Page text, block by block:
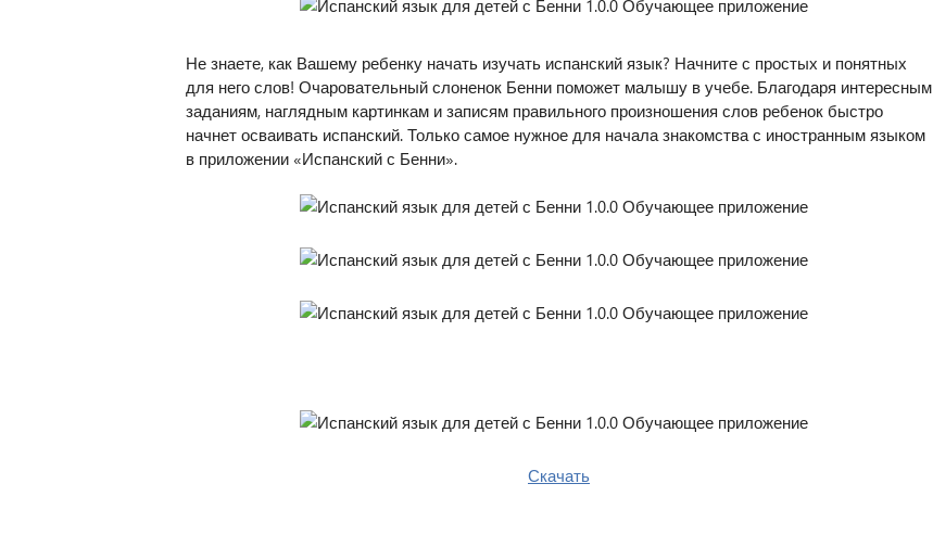
Не знаете, как Вашему ребенку начать изучать испанский язык? Начните с простых и понятных
для него слов! Очаровательный слоненок Бенни поможет малышу в учебе. Благодаря интересным
заданиям, наглядным картинкам и записям правильного произношения слов ребенок быстро
начнет осваивать испанский. Только самое нужное для начала знакомства с иностранным языком
в приложении «Испанский с Бенни».
Скачать